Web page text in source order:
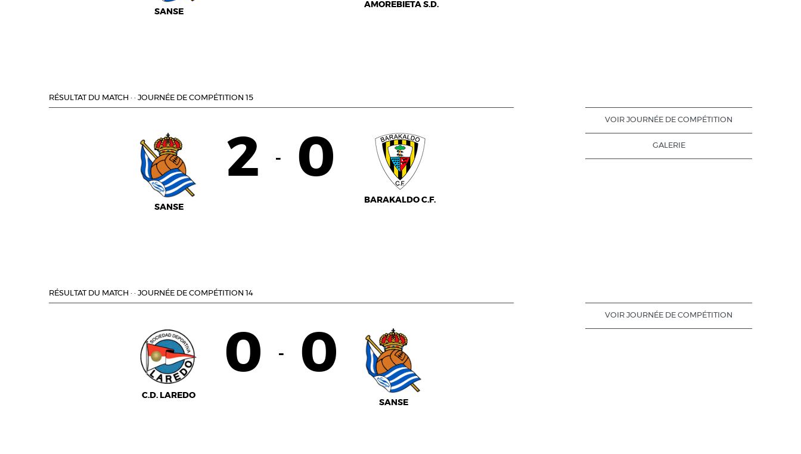
SANSE
AMOREBIETA S.D.
RÉSULTAT DU MATCH · · JOURNÉE DE COMPÉTITION 15
SANSE
2 - 0
BARAKALDO C.F.
VOIR JOURNÉE DE COMPÉTITION
GALERIE
RÉSULTAT DU MATCH · · JOURNÉE DE COMPÉTITION 14
C.D. LAREDO
0 - 0
SANSE
VOIR JOURNÉE DE COMPÉTITION